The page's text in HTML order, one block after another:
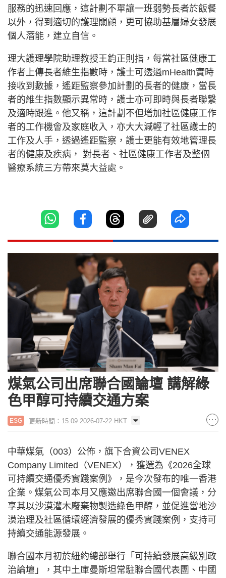
服務的迅速回應，這計劃不單讓一班弱勢長者於飯餐
以外，得到適切的護理關顧，更可協助基層婦女發展
個人潛能，建立自信。
理大護理學院助理教授王鈞正則指，每當社區健康工
作者上傳長者維生指數時，護士可透過mHealth實時
接收到數據，遙距監察參加計劃的長者的健康，當長
者的維生指數顯示異常時，護士亦可即時與長者聯繫
及適時跟進。他又稱，這計劃不但增加社區健康工作
者的工作機會及家庭收入，亦大大減輕了社區護士的
工作及人手，透過遙距監察，護士更能有效地管理長
者的健康及疾病， 對長者、社區健康工作者及整個
醫療系統三方帶來莫大益處。
煤氣公司出席聯合國論壇 講解綠
色甲醇可持續交通方案
ESG 更新時間：15:09 2026-07-22 HKT
中華煤氣（003）公佈，旗下合資公司VENEX
Company Limited（VENEX），獲選為《2026全球
可持續交通優秀實踐案例》，是今次發布的唯一香港
企業。煤氣公司本月又應邀出席聯合國一個會議，分
享其以沙漠灌木廢棄物製造綠色甲醇，並促進當地沙
漠治理及社區循環經濟發展的優秀實踐案例，支持可
持續交通能源發展。
聯合國本月初於紐約總部舉行「可持續發展高級別政
治論壇」，其中土庫曼斯坦常駐聯合國代表團、中國